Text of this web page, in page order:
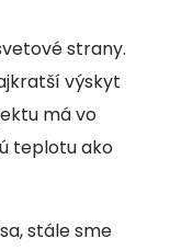
strany.
výskyt
má vo
teplotu ako
stále sme